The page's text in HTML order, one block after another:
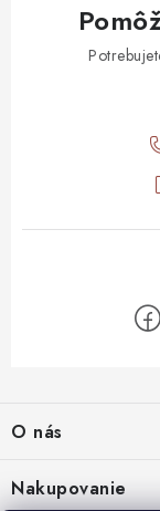
p
ä
O nás
Nakupovanie